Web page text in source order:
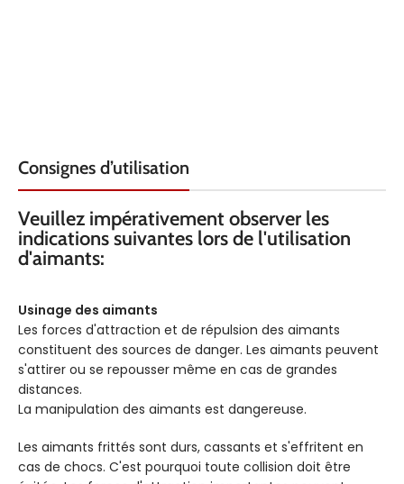
FORCE KG 3.5
Consignes d’utilisation
Veuillez impérativement observer les
indications suivantes lors de l'utilisation
d'aimants:
Usinage des aimants
Les forces d'attraction et de répulsion des aimants
constituent des sources de danger. Les aimants peuvent
s'attirer ou se repousser même en cas de grandes
distances.
La manipulation des aimants est dangereuse.
Les aimants frittés sont durs, cassants et s'effritent en
cas de chocs. C'est pourquoi toute collision doit être